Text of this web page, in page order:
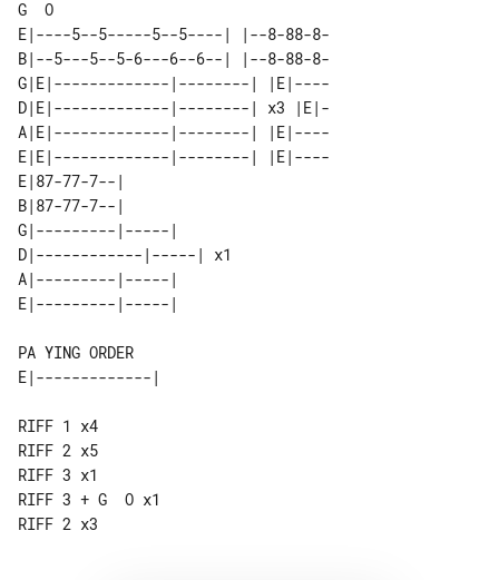
G  O
E|----5--5-----5--5----| |--8-88-8-
B|--5---5--5-6---6--6--| |--8-88-8-
G|E|-------------|--------| |E|----
D|E|-------------|--------| x3 |E|-
A|E|-------------|--------| |E|----
E|E|-------------|--------| |E|----
E|87-77-7--|
B|87-77-7--|
G|---------|-----|
D|------------|-----| x1
A|---------|-----|
PA YING ORDER
RIFF 1 x4
RIFF 2 x5
RIFF 3 x1
RIFF 3 + G  O x1